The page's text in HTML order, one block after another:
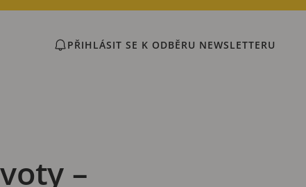
PŘIHLÁSIT SE K ODBĚRU NEWSLETTERU
–